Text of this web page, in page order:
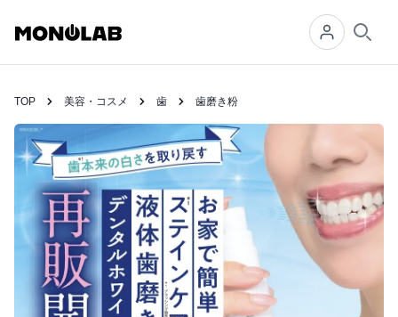
TOP 美容・コスメ 歯 歯磨き粉